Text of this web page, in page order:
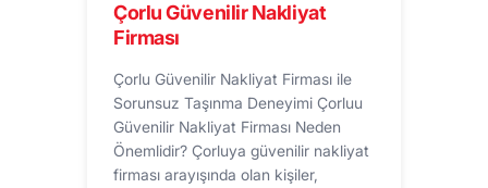
Çorlu Güvenilir Nakliyat
Firması
Çorlu Güvenilir Nakliyat Firması ile
Sorunsuz Taşınma Deneyimi Çorluu
Güvenilir Nakliyat Firması Neden
Önemlidir? Çorluya güvenilir nakliyat
firması arayışında olan kişiler,